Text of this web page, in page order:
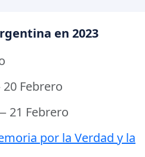
en 2023
Febrero
21 Febrero
por la Verdad y la